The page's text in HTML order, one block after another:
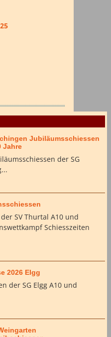
Jubiläumsschiessen
Jahre
der SG
SV Thurtal A10 und
Schiesszeiten
2026 Elgg
der SG Elgg A10 und